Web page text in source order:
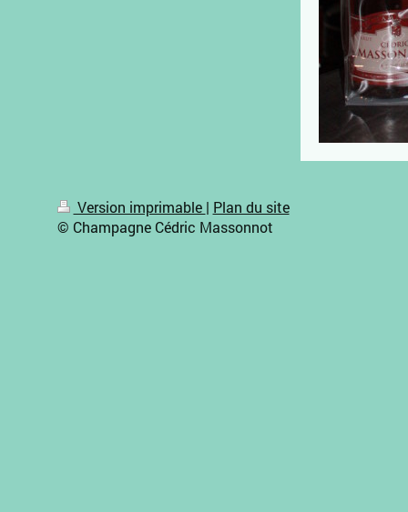
Version imprimable | Plan du site
© Champagne Cédric Massonnot